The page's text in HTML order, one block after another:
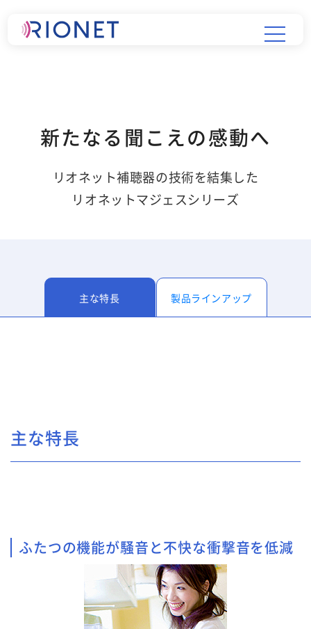
新たなる聞こえの感動へ
リオネット補聴器の技術を結集した
リオネットマジェスシリーズ
主な特長 製品ラインアップ
主な特長
ふたつの機能が騒音と不快な衝撃音を低減